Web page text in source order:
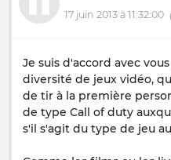
17 juin 2013 à 11:32:00
Je suis d'accord avec
diversité de jeux vidéo,
de tir à la première
de type Call of duty
s'il s'agit du type de jeu